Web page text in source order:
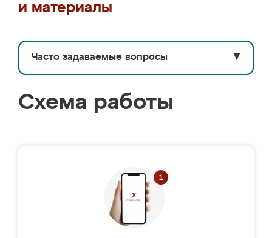
и материалы
Часто задаваемые вопросы ▼
Схема работы